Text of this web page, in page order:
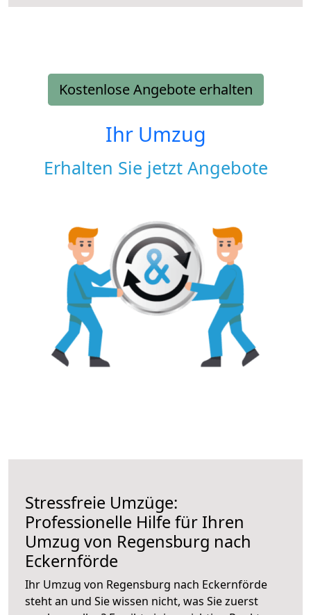
Kostenlose Angebote erhalten
Ihr Umzug
Erhalten Sie jetzt Angebote
Stressfreie Umzüge:
Professionelle Hilfe für Ihren
Umzug von Regensburg nach
Eckernförde
Ihr Umzug von Regensburg nach Eckernförde
steht an und Sie wissen nicht, was Sie zuerst